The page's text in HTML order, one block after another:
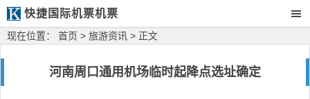
快捷国际机票机票
现在位置： 首页 > 旅游资讯 > 正文
河南周口通用机场临时起降点选址确定